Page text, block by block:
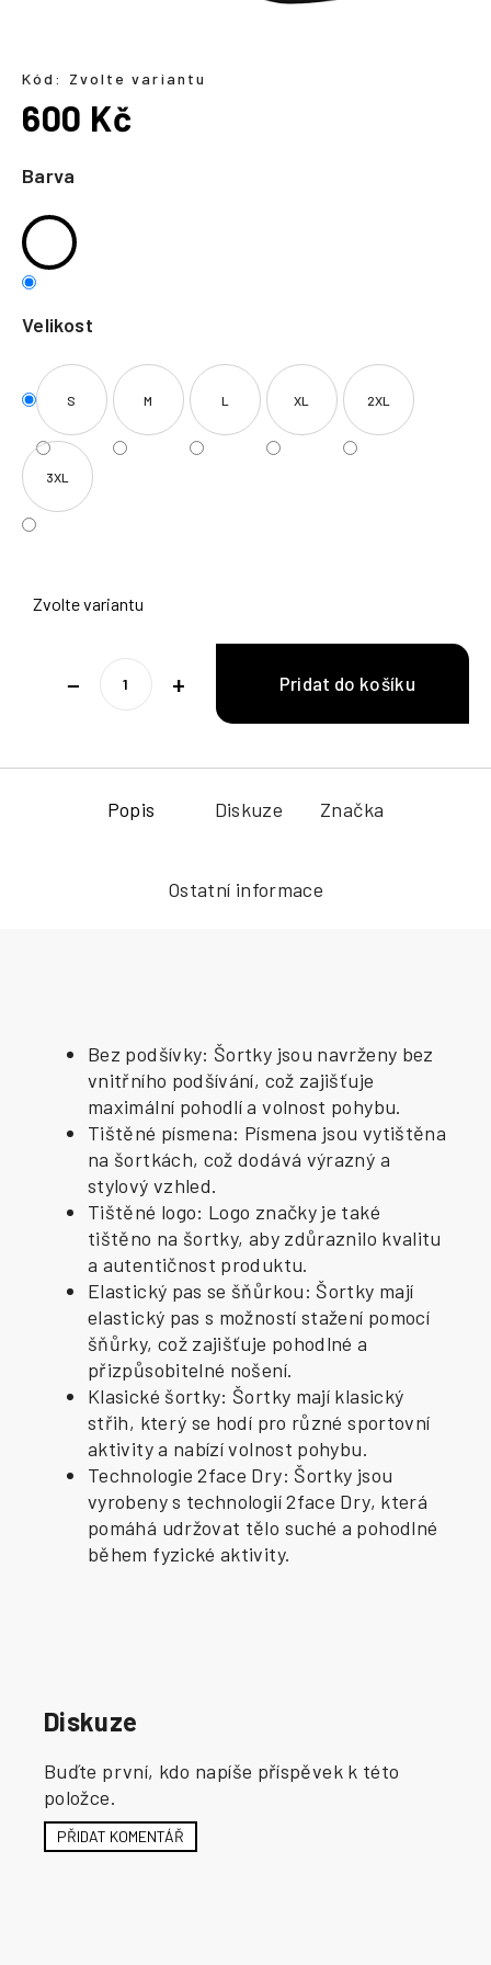
Barva
Velikost
S M L XL 2XL
3XL
Zvolte variantu
+
−
Kód: Zvolte variantu
600 Kč
cena:
Popis Diskuze Značka
Ostatní informace
Bez podšívky: Šortky jsou navrženy bez
vnitřního podšívání, což zajišťuje
maximální pohodlí a volnost pohybu.
Tištěné písmena: Písmena jsou vytištěna
na šortkách, což dodává výrazný a
stylový vzhled.
Tištěné logo: Logo značky je také
tištěno na šortky, aby zdůraznilo kvalitu
a autentičnost produktu.
Elastický pas se šňůrkou: Šortky mají
elastický pas s možností stažení pomocí
šňůrky, což zajišťuje pohodlné a
přizpůsobitelné nošení.
Klasické šortky: Šortky mají klasický
střih, který se hodí pro různé sportovní
aktivity a nabízí volnost pohybu.
Technologie 2face Dry: Šortky jsou
vyrobeny s technologií 2face Dry, která
pomáhá udržovat tělo suché a pohodlné
během fyzické aktivity.
Diskuze
Buďte první, kdo napíše příspěvek k této
položce.
PŘIDAT KOMENTÁŘ
í
t
?